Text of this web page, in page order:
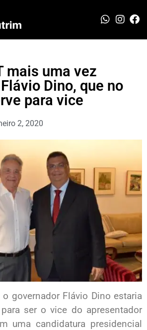
mais uma vez
Dino, que no
para vice
2, 2020
governador Flávio Dino estaria
ser o vice do apresentador
uma candidatura presidencial